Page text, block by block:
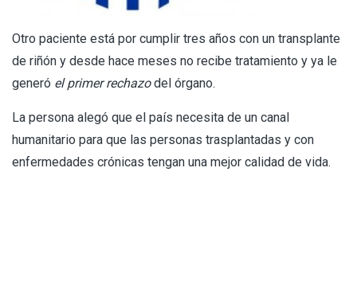
Otro paciente está por cumplir tres años con un transplante
de riñón y desde hace meses no recibe tratamiento y ya le
generó el primer rechazodel órgano.
La persona alegó que el país necesita de un canal
humanitario para que las personas trasplantadas y con
enfermedades crónicas tengan una mejor calidad de vida.